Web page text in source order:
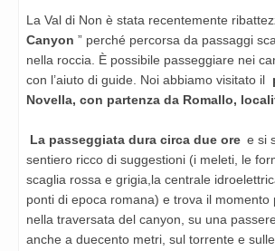
La Val di Non è stata recentemente
Canyon ” perché percorsa da passaggi
nella roccia. È possibile passeggiare nei
con l’aiuto di guide. Noi abbiamo visitato il
Novella, con partenza da Romallo,
La passeggiata dura circa due ore e si
sentiero ricco di suggestioni (i meleti, le
scaglia rossa e grigia,la centrale
ponti di epoca romana) e trova il momento
nella traversata del canyon, su una
anche a duecento metri, sul torrente e